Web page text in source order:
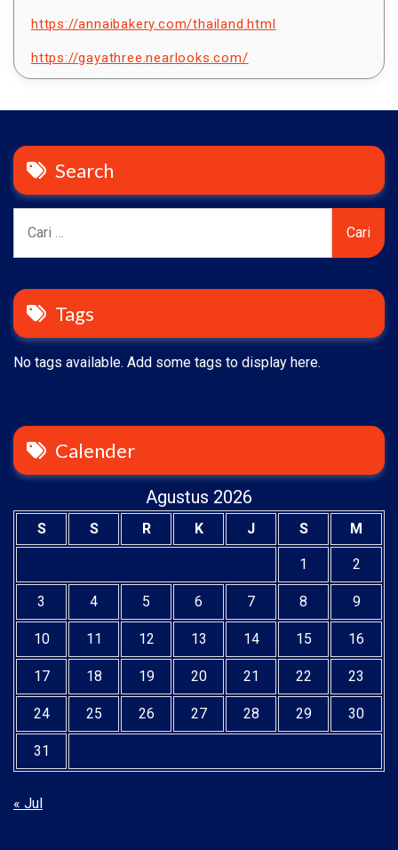
https://annaibakery.com/thailand.html
https://gayathree.nearlooks.com/
Search
untuk:
Tags
No tags available. Add some tags to display here.
Calender
Agustus 2026
S S R K J S M
1 2
3 4 5 6 7 8 9
10 11 12 13 14 15 16
17 18 19 20 21 22 23
24 25 26 27 28 29 30
31
« Jul